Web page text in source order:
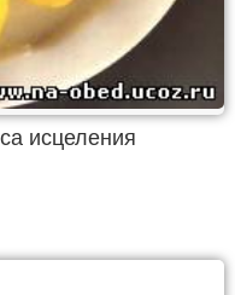
исцеления